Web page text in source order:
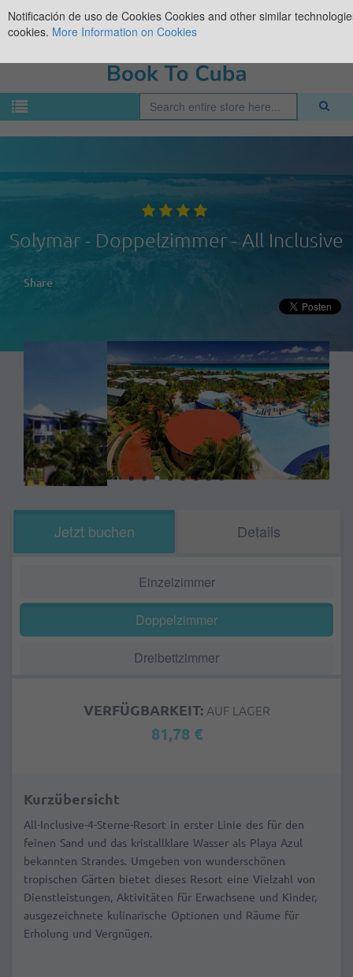
Solymar - Doppelzimmer - All Inclusive
Share
Jetzt buchen Details
Einzelzimmer
Doppelzimmer
Dreibettzimmer
VERFÜGBARKEIT:AUF LAGER
81,78 €
Kurzübersicht
All-Inclusive-4-Sterne-Resort in erster Linie des für den
feinen Sand und das kristallklare Wasser als Playa Azul
bekannten Strandes. Umgeben von wunderschönen
tropischen Gärten bietet dieses Resort eine Vielzahl von
Dienstleistungen, Aktivitäten für Erwachsene und Kinder,
ausgezeichnete kulinarische Optionen und Räume für
Erholung und Vergnügen.
Notificación de uso de Cookies Cookies and other similar
cookies. More Information on Cookies